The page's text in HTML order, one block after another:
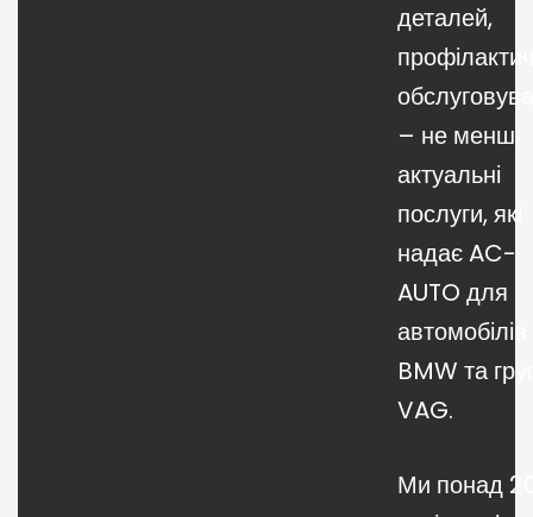
деталей,
– не менш
актуальні
послуги, які
надає AC-
AUTO для
автомобілів
BMW та
VAG.
Ми понад